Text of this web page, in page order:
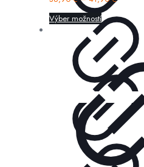
Výber možností